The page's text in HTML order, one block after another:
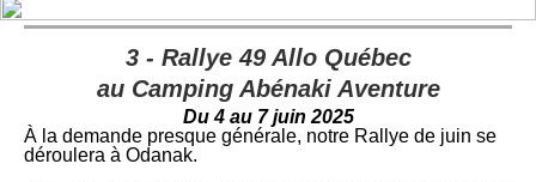
3 - Rallye 49 Allo Québec
au Camping Abénaki Aventure
Du 4 au 7 juin 2025
À la demande presque générale, notre Rallye de juin se
déroulera à Odanak.